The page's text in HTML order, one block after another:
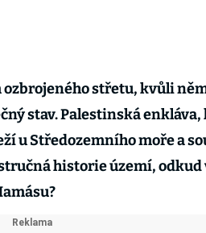
ozbrojeného střetu, kvůli
stav. Palestinská
u Středozemního moře a
historie území, odkud